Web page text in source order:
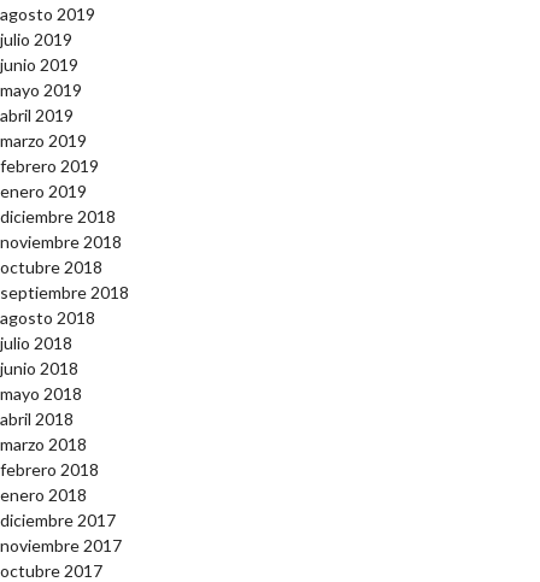
agosto 2019
julio 2019
junio 2019
mayo 2019
abril 2019
marzo 2019
febrero 2019
enero 2019
diciembre 2018
noviembre 2018
octubre 2018
septiembre 2018
agosto 2018
julio 2018
junio 2018
mayo 2018
abril 2018
marzo 2018
febrero 2018
enero 2018
diciembre 2017
noviembre 2017
octubre 2017